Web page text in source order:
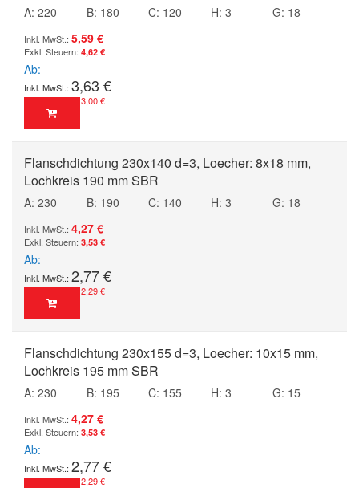
A: 220 B: 180 C: 120 H: 3
G: 18
5,59 €
4,62 €
Ab
3,63 €
3,00 €
Flanschdichtung 230x140 d=3, Loecher: 8x18 mm,
Lochkreis 190 mm SBR
A: 230 B: 190 C: 140 H: 3
G: 18
4,27 €
3,53 €
Ab
2,77 €
2,29 €
Flanschdichtung 230x155 d=3, Loecher: 10x15 mm,
Lochkreis 195 mm SBR
A: 230 B: 195 C: 155 H: 3
G: 15
4,27 €
3,53 €
Ab
2,77 €
2,29 €